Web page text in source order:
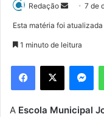
Redação
d
e
m
e
7 de
Esta matéria foi
1 minuto de leitura
A Escola Municipal